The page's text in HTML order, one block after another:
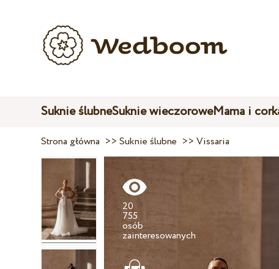
Suknie ślubneSuknie wieczoroweMama i
Strona główna >>Suknie ślubne >>Vissaria
20
755
osób